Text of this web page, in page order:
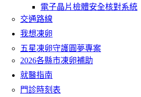
電子晶片檢體安全核對系統
交通路線
我想凍卵
五星凍卵守護圓夢專案
2026各縣市凍卵補助
就醫指南
門診時刻表